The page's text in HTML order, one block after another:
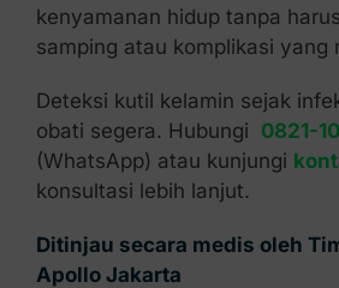
kenyamanan hidup tanpa
samping atau komplikasi yang
Deteksi kutil kelamin sejak
obati segera. Hubungi 0821-
(WhatsApp) atau kunjungi
konsultasi lebih lanjut.
Ditinjau secara medis oleh
Apollo Jakarta